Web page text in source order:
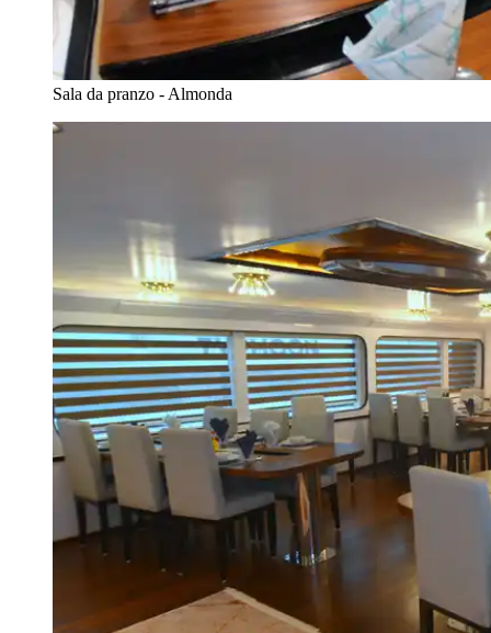
Sala da pranzo - Almonda